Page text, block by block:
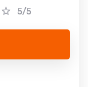
5/5